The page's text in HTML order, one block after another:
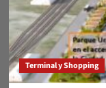
Terminal y Shopping